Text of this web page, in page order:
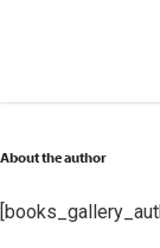
About the author